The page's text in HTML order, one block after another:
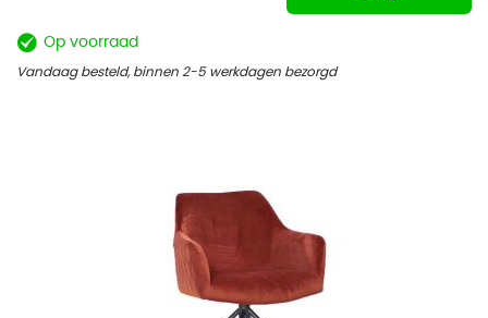
Op voorraad
Vandaag besteld, binnen 2-5 werkdagen bezorgd